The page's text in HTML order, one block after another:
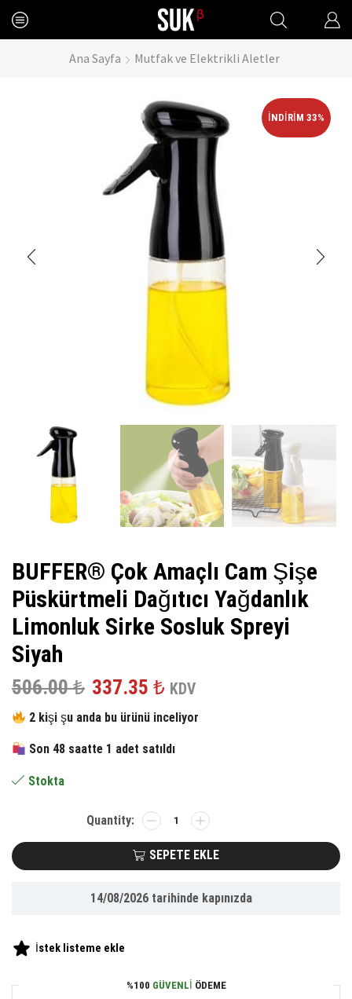
Ana Sayfa Mutfak ve Elektrikli Aletler
İNDIRIM 33%
BUFFER® Çok Amaçlı Cam Şişe
Püskürtmeli Dağıtıcı Yağdanlık
Limonluk Sirke Sosluk Spreyi
Siyah
506.00₺ Orijinal
fiyat:
506.00 ₺.
337.35 ₺ Şu
andaki
fiyat:
KDV
2 kişi şu anda bu ürünü inceliyor
Son 48 saatte 1 adet satıldı
Stokta
BUFFER®
Çok
Amaçlı
Cam
Püskürtmeli
Sosluk
SEPETE EKLE
14/08/2026 tarihinde kapınızda
İstek listeme ekle
%100 GÜVENLI ÖDEME